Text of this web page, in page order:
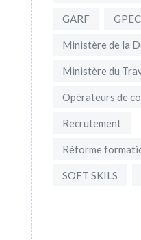
GARF GPEC
Ministère de la
Ministère du
Opérateurs de
Recrutement
Réforme
SOFT SKILS